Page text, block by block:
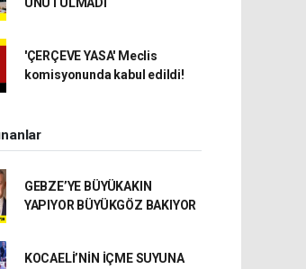
'ÇERÇEVE YASA' Meclis
komisyonunda kabul edildi!
GEBZE’YE BÜYÜKAKIN
YAPIYOR BÜYÜKGÖZ BAKIYOR
KOCAELİ’NİN İÇME SUYUNA